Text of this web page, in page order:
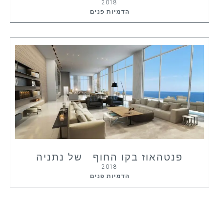
2018
הדמיות פנים
פנטהאוז בקו החוף של נתניה
2018
הדמיות פנים